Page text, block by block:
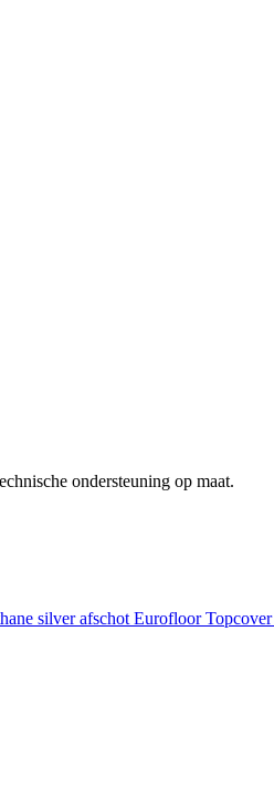
ondersteuning op maat.
silver afschot EurofloorTopcover